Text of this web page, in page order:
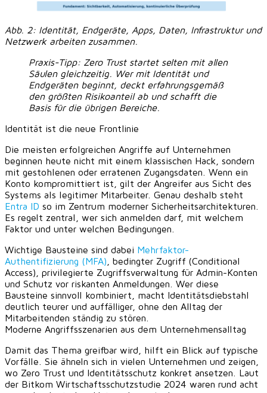
Abb. 2: Identität, Endgeräte, Apps, Daten, Infrastruktur und
Netzwerk arbeiten zusammen.
Praxis-Tipp: Zero Trust startet selten mit allen
Säulen gleichzeitig. Wer mit Identität und
Endgeräten beginnt, deckt erfahrungsgemäß
den größten Risikoanteil ab und schafft die
Basis für die übrigen Bereiche.
Identität ist die neue Frontlinie
Die meisten erfolgreichen Angriffe auf Unternehmen
beginnen heute nicht mit einem klassischen Hack, sondern
mit gestohlenen oder erratenen Zugangsdaten. Wenn ein
Konto kompromittiert ist, gilt der Angreifer aus Sicht des
Systems als legitimer Mitarbeiter. Genau deshalb steht
Entra ID so im Zentrum moderner Sicherheitsarchitekturen.
Es regelt zentral, wer sich anmelden darf, mit welchem
Faktor und unter welchen Bedingungen.
Wichtige Bausteine sind dabei Mehrfaktor-
Authentifizierung (MFA), bedingter Zugriff (Conditional
Access), privilegierte Zugriffsverwaltung für Admin-Konten
und Schutz vor riskanten Anmeldungen. Wer diese
Bausteine sinnvoll kombiniert, macht Identitätsdiebstahl
deutlich teurer und auffälliger, ohne den Alltag der
Mitarbeitenden ständig zu stören.
Moderne Angriffsszenarien aus dem Unternehmensalltag
Damit das Thema greifbar wird, hilft ein Blick auf typische
Vorfälle. Sie ähneln sich in vielen Unternehmen und zeigen,
wo Zero Trust und Identitätsschutz konkret ansetzen. Laut
der Bitkom Wirtschaftsschutzstudie 2024 waren rund acht